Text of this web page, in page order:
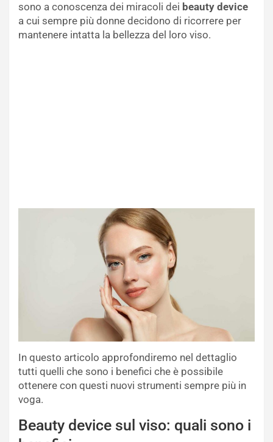
sono a conoscenza dei miracoli dei beauty device
a cui sempre più donne decidono di ricorrere per
mantenere intatta la bellezza del loro viso.
In questo articolo approfondiremo nel dettaglio
tutti quelli che sono i benefici che è possibile
ottenere con questi nuovi strumenti sempre più in
voga.
Beauty device sul viso: quali sono i